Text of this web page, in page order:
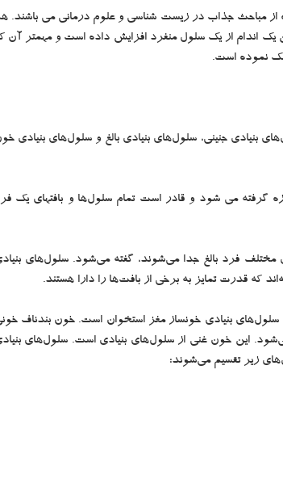
از مباحث جذاب در زیست شناسی و علوم درمانی می باشند.
یک اندام از یک سلول منفرد افزایش داده است و مهمتر آن
نموده است.
جنینی، سلول‌های بنیادی بالغ و سلول‌های بنیادی
بنیادی جنینی: از توده سلولی داخلی جنین 16-14 روزه گرفته می شود و قادر است تمام سلول‌ها و بافتهای یک
مختلف فرد بالغ جدا می‌شوند، گفته می‌شود. سلول‌های
که قدرت تمایز به برخی از بافت‌ها را دارا هستند.
سلول‌های بنیادی خونساز مغز استخوان است. خون بندناف
این خون غنی از سلول‌های بنیادی است. سلول‌های
زیر تقسیم می‌شوند: